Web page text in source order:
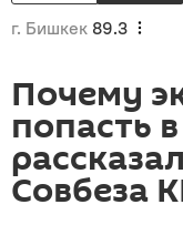
г. Бишкек 89.3
Почему
попасть
Совбеза